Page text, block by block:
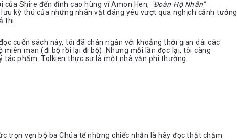
của Shire đến đỉnh cao hùng vĩ Amon Hen, "Đoàn Hộ Nhẫn"
lưu kỳ thú của những nhân vật đáng yêu vượt qua nghịch cảnh tưởng
thi.
cuốn sách này, tôi đã chán ngán với khoảng thời gian dài các
miên man (đi bộ rồi lại đi bộ). Nhưng mỗi lần đọc lại, tôi càng
tác phẩm. Tolkien thực sự là một nhà văn phi thường.
trọn vẹn bộ ba Chúa tể những chiếc nhẫn là hãy đọc thật chậm